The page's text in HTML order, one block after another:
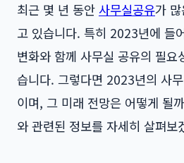
최근 몇 년 동안 사무실공유가
고 있습니다. 특히 2023년에 들
변화와 함께 사무실 공유의 필요
습니다. 그렇다면 2023년의 사
이며, 그 미래 전망은 어떻게 될
와 관련된 정보를 자세히 살펴보